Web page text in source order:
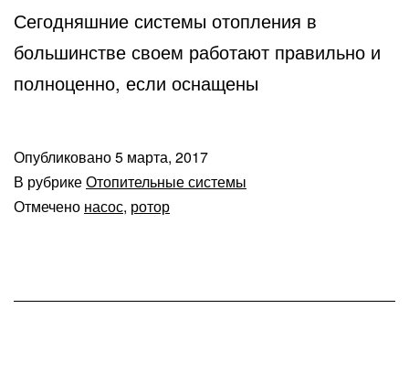
Сегодняшние системы отопления в
большинстве своем работают правильно и
полноценно, если оснащены
Опубликовано5 марта, 2017
В рубрикеОтопительные системы
Отмечено насос, ротор